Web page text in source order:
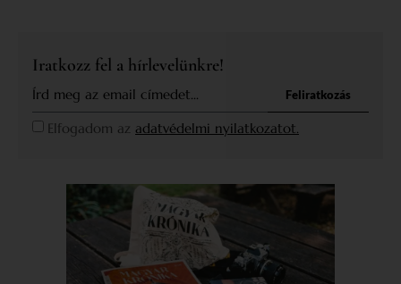
Iratkozz fel a hírlevelünkre!
Elfogadom az adatvédelmi nyilatkozatot.
Feliratkozás